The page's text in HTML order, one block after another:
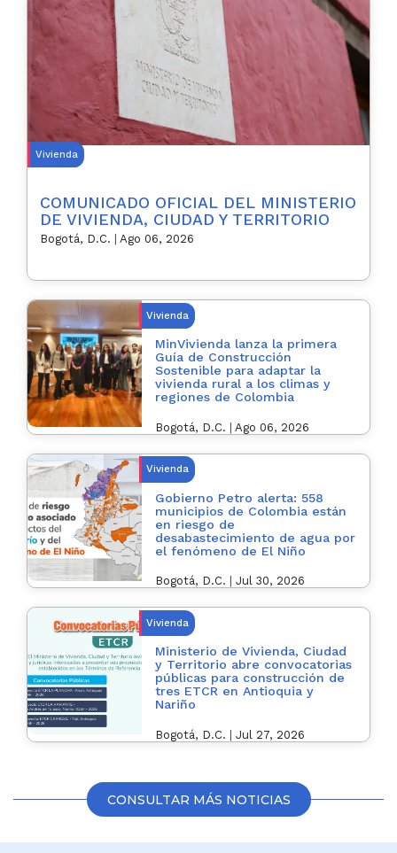
Vivienda
COMUNICADO OFICIAL DEL MINISTERIO
DE VIVIENDA, CIUDAD Y TERRITORIO
Bogotá, D.C. Ago 06, 2026
Vivienda
MinVivienda lanza la primera
Guía de Construcción
Sostenible para adaptar la
vivienda rural a los climas y
regiones de Colombia
Bogotá, D.C. Ago 06, 2026
Vivienda
Gobierno Petro alerta: 558
municipios de Colombia están
en riesgo de
desabastecimiento de agua por
el fenómeno de El Niño
Bogotá, D.C. Jul 30, 2026
Vivienda
Ministerio de Vivienda, Ciudad
y Territorio abre convocatorias
públicas para construcción de
tres ETCR en Antioquia y
Nariño
Bogotá, D.C. | Jul 27, 2026
CONSULTAR MÁS NOTICIAS